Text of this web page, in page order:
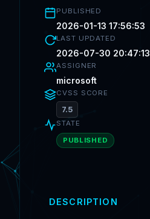
PUBLISHED
2026-01-13 17:56:53
LAST UPDATED
2026-07-30 20:47:13
ASSIGNER
microsoft
CVSS SCORE
7.5
STATE
PUBLISHED
DESCRIPTION